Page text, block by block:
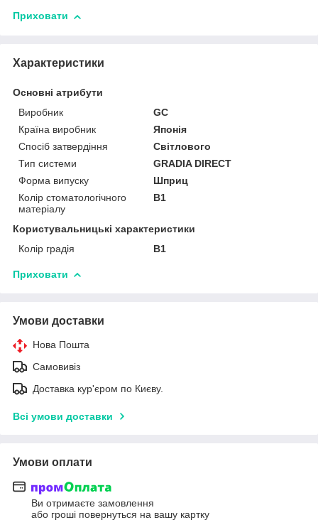
Приховати
Характеристики
Основні атрибути
Виробник
GС
Країна виробник
Японія
Спосіб затвердіння
Світлового
Тип системи
GRADIA DIRECT
Форма випуску
Шприц
Колір стоматологічного
матеріалу
B1
Користувальницькі характеристики
Колір градія
В1
Приховати
Умови доставки
Нова Пошта
Самовивіз
Доставка кур'єром по Києву.
Всі умови доставки
Умови оплати
Ви отримаєте замовлення
або гроші повернуться на вашу картку